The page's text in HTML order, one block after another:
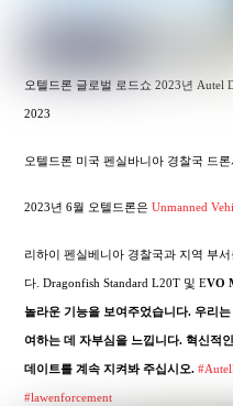
오텔드론 글로벌 로드쇼 2023년 Autel
2023
오텔드론 미국 펜실바니아 경찰국 드
2023년 6월 오텔드론은Unmanned
리하이 펜실베니아 경찰국과 지역 부
다. Dragonfish Standard L20T 및 EVO
놀라운 기능을 보여주었습니다. 우리
여하는 데 자부심을 느낍니다. 혁신적
데이트를 계속 지켜봐 주십시오.
#lawenforcement